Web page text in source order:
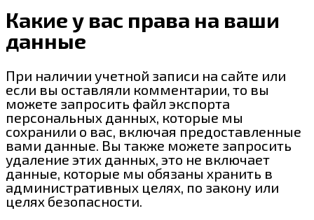
Какие у вас права на ваши
данные
При наличии учетной записи на сайте или
если вы оставляли комментарии, то вы
можете запросить файл экспорта
персональных данных, которые мы
сохранили о вас, включая предоставленные
вами данные. Вы также можете запросить
удаление этих данных, это не включает
данные, которые мы обязаны хранить в
административных целях, по закону или
целях безопасности.